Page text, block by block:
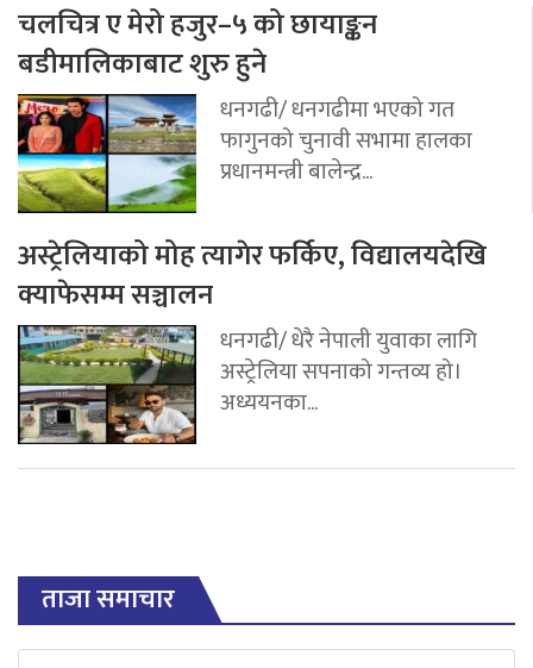
चलचित्र ए मेरो हजुर–५ को छायाङ्कन
बडीमालिकाबाट शुरु हुने
धनगढी/ धनगढीमा भएको गत
फागुनको चुनावी सभामा हालका
प्रधानमन्त्री बालेन्द्र...
अस्ट्रेलियाको मोह त्यागेर फर्किए, विद्यालयदेखि
क्याफेसम्म सञ्चालन
धनगढी/ धेरै नेपाली युवाका लागि
अस्ट्रेलिया सपनाको गन्तव्य हो।
अध्ययनका...
ताजा समाचार